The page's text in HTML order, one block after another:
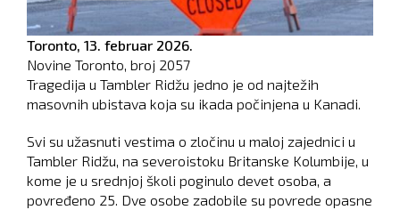
Toronto, 13. februar 2026.
Novine Toronto, broj 2057
Tragedija u Tambler Ridžu jedno je od najtežih
masovnih ubistava koja su ikada počinjena u Kanadi.
Svi su užasnuti vestima o zločinu u maloj zajednici u
Tambler Ridžu, na severoistoku Britanske Kolumbije, u
kome je u srednjoj školi poginulo devet osoba, a
povređeno 25. Dve osobe zadobile su povrede opasne